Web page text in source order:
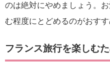
のは絶対にやめましょう。
む程度にとどめるのがおすす
フランス旅行を楽しむ